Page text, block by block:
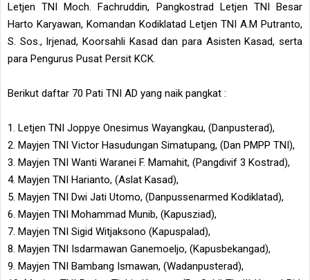
Letjen TNI Moch. Fachruddin, Pangkostrad Letjen TNI Besar
Harto Karyawan, Komandan Kodiklatad Letjen TNI A.M Putranto,
S. Sos., Irjenad, Koorsahli Kasad dan para Asisten Kasad, serta
para Pengurus Pusat Persit KCK.
Berikut daftar 70 Pati TNI AD yang naik pangkat :
1. Letjen TNI Joppye Onesimus Wayangkau, (Danpusterad),
2. Mayjen TNI Victor Hasudungan Simatupang, (Dan PMPP TNI),
3. Mayjen TNI Wanti Waranei F. Mamahit, (Pangdivif 3 Kostrad),
4. Mayjen TNI Harianto, (Aslat Kasad),
5. Mayjen TNI Dwi Jati Utomo, (Danpussenarmed Kodiklatad),
6. Mayjen TNI Mohammad Munib, (Kapusziad),
7. Mayjen TNI Sigid Witjaksono (Kapuspalad),
8. Mayjen TNI Isdarmawan Ganemoeljo, (Kapusbekangad),
9. Mayjen TNI Bambang Ismawan, (Wadanpusterad),